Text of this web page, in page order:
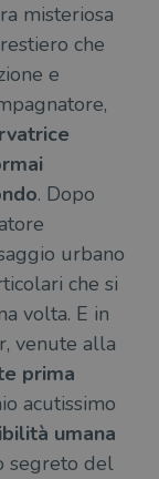
misteriosa
che
e
. Dopo
urbano
che si
volta. E in
venute alla
prima
acutissimo
umana
segreto del